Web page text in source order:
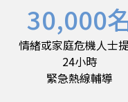
30,000
情緒或家庭危機人士
24小時
緊急熱線輔導